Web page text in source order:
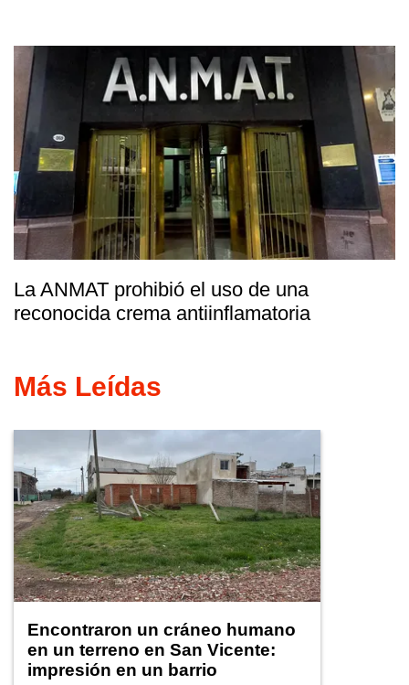
La ANMAT prohibió el uso de una
reconocida crema antiinflamatoria
Más Leídas
Encontraron un cráneo humano
en un terreno en San Vicente:
impresión en un barrio